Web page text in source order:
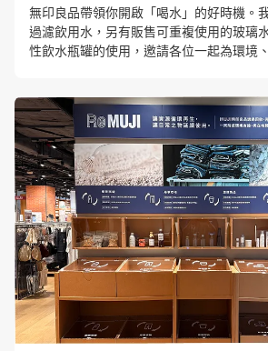
無印良品帶領你開啟「喝水」的好時機。
過濾飲用水，另有販售可重複使用的玻璃
性飲水瓶罐的使用，邀請各位一起為環境